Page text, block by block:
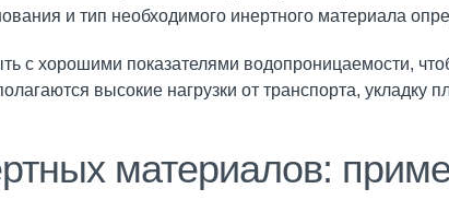
и тип необходимого инертного материала
с хорошими показателями водопроницаемости,
высокие нагрузки от транспорта,
материалов: